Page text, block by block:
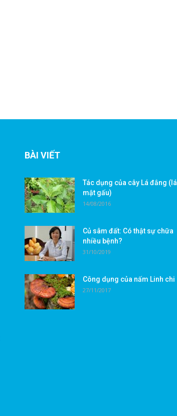
BÀI VIẾT
Tác dụng của cây Lá đắng (lá
mật gấu)
14/08/2016
Củ sâm đất: Có thật sự chữa
nhiều bệnh?
31/10/2019
Công dụng của nấm Linh chi
27/11/2017